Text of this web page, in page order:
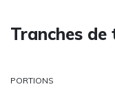
Tranches
PORTIONS